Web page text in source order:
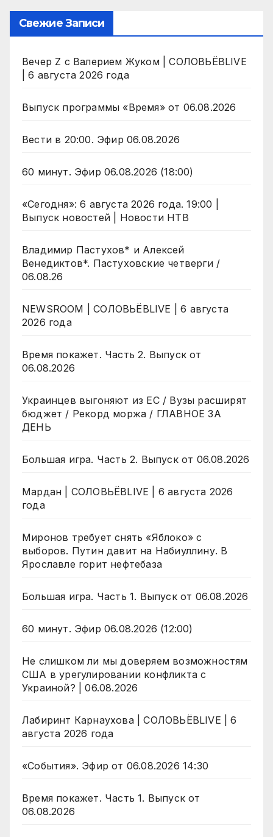
Свежие Записи
Вечер Z с Валерием Жуком | СОЛОВЬЁВLIVE
| 6 августа 2026 года
Выпуск программы «Время» от 06.08.2026
Вести в 20:00. Эфир 06.08.2026
60 минут. Эфир 06.08.2026 (18:00)
«Сегодня»: 6 августа 2026 года. 19:00 |
Выпуск новостей | Новости НТВ
Владимир Пастухов* и Алексей
Венедиктов*. Пастуховские четверги /
06.08.26
NEWSROOM | СОЛОВЬЁВLIVE | 6 августа
2026 года
Время покажет. Часть 2. Выпуск от
06.08.2026
Украинцев выгоняют из ЕС / Вузы расширят
бюджет / Рекорд моржа / ГЛАВНОЕ ЗА
ДЕНЬ
Большая игра. Часть 2. Выпуск от 06.08.2026
Мардан | СОЛОВЬЁВLIVE | 6 августа 2026
года
Миронов требует снять «Яблоко» с
выборов. Путин давит на Набиуллину. В
Ярославле горит нефтебаза
Большая игра. Часть 1. Выпуск от 06.08.2026
60 минут. Эфир 06.08.2026 (12:00)
Не слишком ли мы доверяем возможностям
США в урегулировании конфликта с
Украиной? | 06.08.2026
Лабиринт Карнаухова | СОЛОВЬЁВLIVE | 6
августа 2026 года
«События». Эфир от 06.08.2026 14:30
Время покажет. Часть 1. Выпуск от
06.08.2026